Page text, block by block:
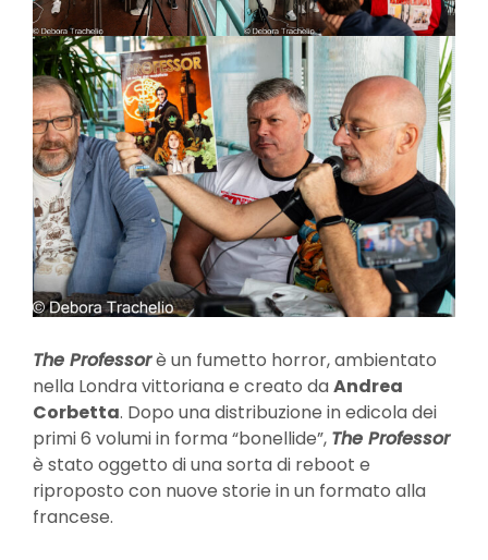
The Professorè un fumetto horror, ambientato
nella Londra vittoriana e creato daAndrea
Corbetta. Dopo una distribuzione in edicola dei
primi 6 volumi in forma “bonellide”, The Professor
è stato oggetto di una sorta di reboot e
riproposto con nuove storie in un formato alla
francese.